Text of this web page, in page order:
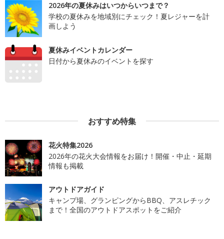
2026年の夏休みはいつからいつまで？
学校の夏休みを地域別にチェック！夏レジャーを計
画しよう
夏休みイベントカレンダー
日付から夏休みのイベントを探す
おすすめ特集
花火特集2026
2026年の花火大会情報をお届け！開催・中止・延期
情報も掲載
アウトドアガイド
キャンプ場、グランピングからBBQ、アスレチック
まで！全国のアウトドアスポットをご紹介